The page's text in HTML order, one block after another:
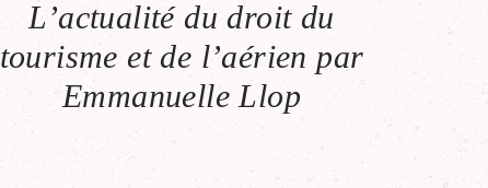
L’actualité du droit du
tourisme et de l’aérien par
Emmanuelle Llop